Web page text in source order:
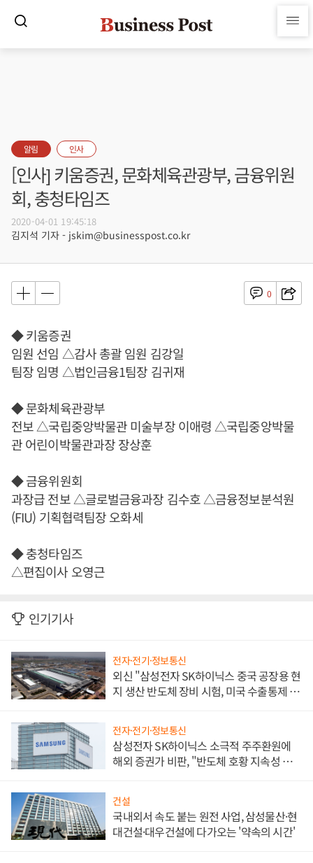
알림 인사
[인사] 키움증권, 문화체육관광부, 금융위원
회, 충청타임즈
2020-04-01 19:45:18
김지석 기자 - jskim@businesspost.co.kr
0
◆ 키움증권
임원 선임 △감사 총괄 임원 김강일
팀장 임명 △법인금융1팀장 김귀재
◆ 문화체육관광부
전보 △국립중앙박물관 미술부장 이애령 △국립중앙박물
관 어린이박물관과장 장상훈
◆ 금융위원회
과장급 전보 △글로벌금융과장 김수호 △금융정보분석원
(FIU) 기획협력팀장 오화세
◆ 충청타임즈
△편집이사 오영근
인기기사
전자·전기·정보통신
외신 "삼성전자 SK하이닉스 중국 공장용 현
지 생산 반도체 장비 시험, 미국 수출통제 대
전자·전기·정보통신
삼성전자 SK하이닉스 소극적 주주환원에
해외 증권가 비판, "반도체 호황 지속성 의
건설
국내외서 속도 붙는 원전 사업, 삼성물산·현
대건설·대우건설에 다가오는 '약속의 시간'